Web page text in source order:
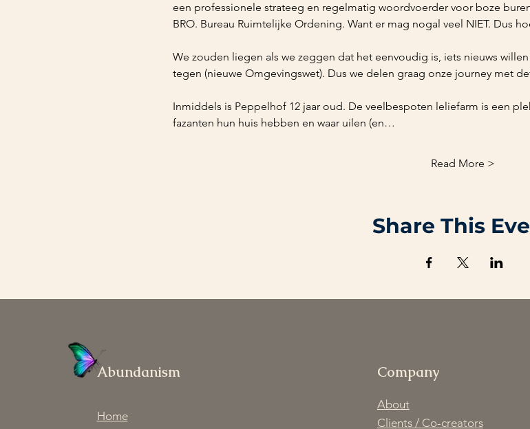
een professionele strateeg en regelmatig woordvoerder voor boze
BRO. Bureau Ruimtelijke Ordening. Want er mag nogal veel NIET. Dus
We zouden liegen als we zeggen dat het eenvoudig is, iets nieuws
tegen (nieuwe Omgevingswet). Dus we delen graag onze journey met
Inmiddels is Peppelhof 12 jaar oud. De veelbespoten leliefarm is een
fazanten hun huis hebben en waar uilen (en…
Read More >
Share This
Abundanism
Home
Company
About
Clients / Co-creators